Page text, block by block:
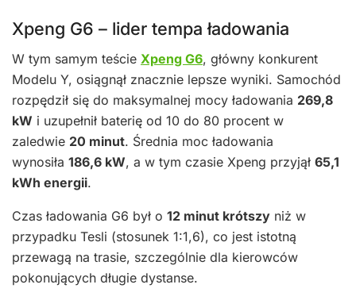
Xpeng G6 – lider tempa ładowania
W tym samym teście Xpeng G6, główny konkurent
Modelu Y, osiągnął znacznie lepsze wyniki. Samochód
rozpędził się do maksymalnej mocy ładowania 269,8
kW i uzupełnił baterię od 10 do 80 procent w
zaledwie 20 minut. Średnia moc ładowania
wynosiła 186,6 kW, a w tym czasie Xpeng przyjął 65,1
kWh energii.
Czas ładowania G6 był o 12 minut krótszy niż w
przypadku Tesli (stosunek 1:1,6), co jest istotną
przewagą na trasie, szczególnie dla kierowców
pokonujących długie dystanse.